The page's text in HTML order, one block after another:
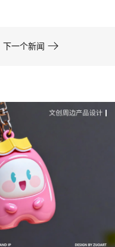
下一个新闻 
系 | IP设计公司-佐